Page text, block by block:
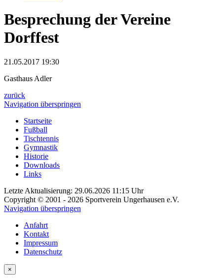
Besprechung der Vereine
Dorffest
21.05.2017 19:30
Gasthaus Adler
zurück
Navigation überspringen
Startseite
Fußball
Tischtennis
Gymnastik
Historie
Downloads
Links
Letzte Aktualisierung: 29.06.2026 11:15 Uhr
Copyright © 2001 - 2026 Sportverein Ungerhausen e.V.
Navigation überspringen
Anfahrt
Kontakt
Impressum
Datenschutz
×